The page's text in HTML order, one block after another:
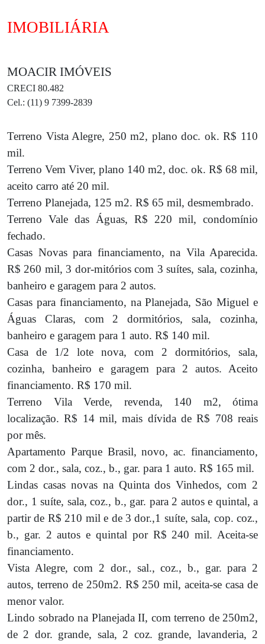
IMOBILIÁRIA
MOACIR IMÓVEIS
CRECI 80.482
Cel.: (11) 9 7399-2839
Terreno Vista Alegre, 250 m2, plano doc. ok. R$ 110
mil.
Terreno Vem Viver, plano 140 m2, doc. ok. R$ 68 mil,
aceito carro até 20 mil.
Terreno Planejada, 125 m2. R$ 65 mil, desmembrado.
Terreno Vale das Águas, R$ 220 mil, condomínio
fechado.
Casas Novas para financiamento, na Vila Aparecida.
R$ 260 mil, 3 dor-mitórios com 3 suítes, sala, cozinha,
banheiro e garagem para 2 autos.
Casas para financiamento, na Planejada, São Miguel e
Águas Claras, com 2 dormitórios, sala, cozinha,
banheiro e garagem para 1 auto. R$ 140 mil.
Casa de 1/2 lote nova, com 2 dormitórios, sala,
cozinha, banheiro e garagem para 2 autos. Aceito
financiamento. R$ 170 mil.
Terreno Vila Verde, revenda, 140 m2, ótima
localização. R$ 14 mil, mais dívida de R$ 708 reais
por mês.
Apartamento Parque Brasil, novo, ac. financiamento,
com 2 dor., sala, coz., b., gar. para 1 auto. R$ 165 mil.
Lindas casas novas na Quinta dos Vinhedos, com 2
dor., 1 suíte, sala, coz., b., gar. para 2 autos e quintal, a
partir de R$ 210 mil e de 3 dor.,1 suíte, sala, cop. coz.,
b., gar. 2 autos e quintal por R$ 240 mil. Aceita-se
financiamento.
Vista Alegre, com 2 dor., sal., coz., b., gar. para 2
autos, terreno de 250m2. R$ 250 mil, aceita-se casa de
menor valor.
Lindo sobrado na Planejada II, com terreno de 250m2,
de 2 dor. grande, sala, 2 coz. grande, lavanderia, 2